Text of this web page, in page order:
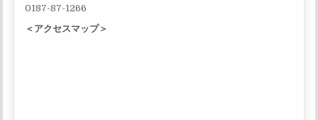
0187-87-1266
＜アクセスマップ＞